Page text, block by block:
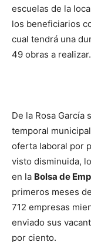
escuelas de la
los beneficiarios
cual tendrá una
49 obras a realizar.
De la Rosa García
temporal
oferta laboral por
visto disminuida,
en la Bolsa de
primeros meses
712 empresas
enviado sus
por ciento.